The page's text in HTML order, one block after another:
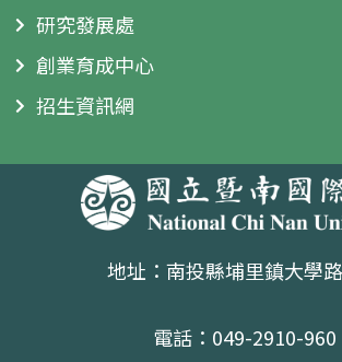
研究發展處
創業育成中心
招生資訊網
地址：南投縣埔里鎮大學
電話：049-2910-960